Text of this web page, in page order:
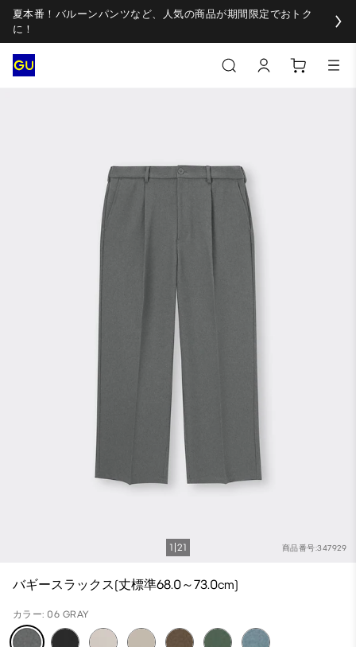
夏本番！バルーンパンツなど、人気の商品が期間限定でおトク
に！
商品番号:347929
1 21
バギースラックス(丈標準68.0～73.0cm)
カラー: 06 GRAY